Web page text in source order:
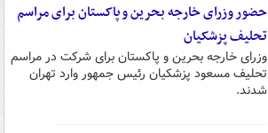
حضور وزرای خارجه بحرین و پاکستان برای مراسم
تحلیف پزشکیان
وزرای خارجه بحرین و پاکستان برای شرکت در مراسم
تحلیف مسعود پزشکیان رئیس جمهور وارد تهران
شدند.